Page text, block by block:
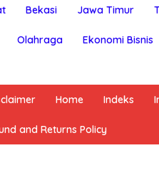
Bekasi Jawa Timur
Olahraga Ekonomi Bisnis
Home Indeks
and Returns Policy